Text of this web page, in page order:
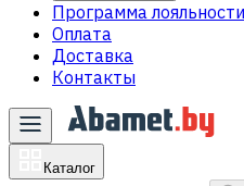
Программа лояльности
Оплата
Доставка
Контакты
Каталог